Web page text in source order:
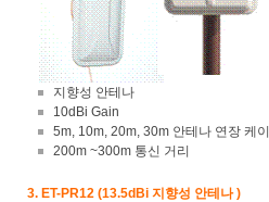
지향성 안테나
10dBi Gain
5m, 10m, 20m, 30m 안테나 연장 케
200m ~300m 통신 거리
3. ET-PR12 (13.5dBi 지향성 안테나 )